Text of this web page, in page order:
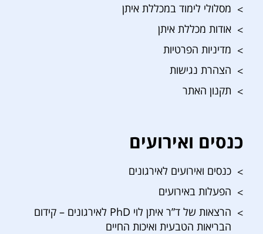
מסלולי לימוד במכללת איתן
אודות מכללת איתן
מדיניות הפרטיות
הצהרת נגישות
תקנון האתר
כנסים ואירועים
כנסים ואירועים לאירגונים
הפעלות באירועים
הרצאות של ד”ר איתן לוי PhD לאירגונים – קידום
הבריאות הטבעית ואיכות החיים